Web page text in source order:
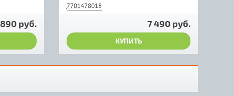
руб.
7701478018
7 490 руб.
КУПИТЬ